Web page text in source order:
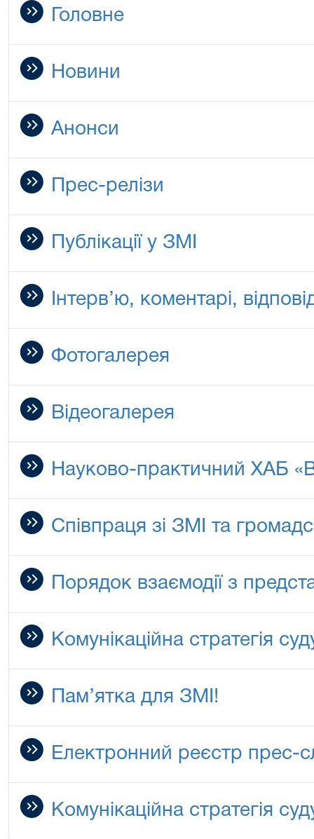
Головне
Новини
Анонси
Прес-релізи
Публікації у ЗМІ
Інтерв’ю, коментарі,
Фотогалерея
Відеогалерея
Науково-практичний ХАБ
Співпраця зі ЗМІ та
Порядок взаємодії з
Комунікаційна стратегія
Пам’ятка для ЗМІ!
Електронний реєстр прес-
Комунікаційна стратегія